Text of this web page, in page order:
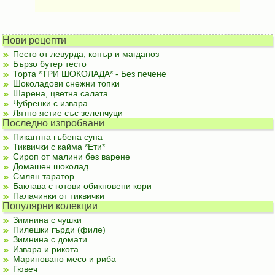
Нови рецепти
Песто от левурда, копър и магданоз
Бързо бутер тесто
Торта *ТРИ ШОКОЛАДА* - Без печене
Шоколадови снежни топки
Шарена, цветна салата
Чубренки с извара
Лятно ястие със зеленчуци
Последно изпробвани
Пикантна гъбена супа
Тиквички с кайма *Ети*
Сироп от малини без варене
Домашен шоколад
Смлян таратор
Баклава с готови обикновени кори
Палачинки от тиквички
Популярни колекции
Зимнина с чушки
Пилешки гърди (филе)
Зимнина с домати
Извара и рикота
Мариновано месо и риба
Гювеч